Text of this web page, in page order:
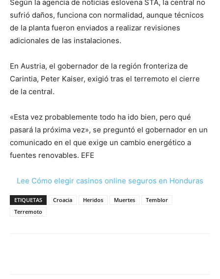
Según la agencia de noticias eslovena STA, la central no
sufrió daños, funciona con normalidad, aunque técnicos
de la planta fueron enviados a realizar revisiones
adicionales de las instalaciones.
En Austria, el gobernador de la región fronteriza de
Carintia, Peter Kaiser, exigió tras el terremoto el cierre
de la central.
«Esta vez probablemente todo ha ido bien, pero qué
pasará la próxima vez», se preguntó el gobernador en un
comunicado en el que exige un cambio energético a
fuentes renovables. EFE
Lee Cómo elegir casinos online seguros en Honduras
ETIQUETAS Croacia Heridos Muertes
Temblor
Terremoto